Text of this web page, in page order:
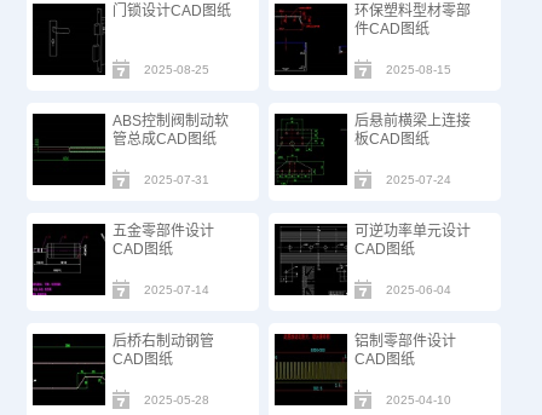
门锁设计CAD图纸
2025-08-25
环保塑料型材零部
件CAD图纸
2025-08-15
ABS控制阀制动软
管总成CAD图纸
2025-07-31
后悬前横梁上连接
板CAD图纸
2025-07-24
五金零部件设计
CAD图纸
2025-07-14
可逆功率单元设计
CAD图纸
2025-06-04
后桥右制动钢管
CAD图纸
2025-05-28
铝制零部件设计
CAD图纸
2025-04-10